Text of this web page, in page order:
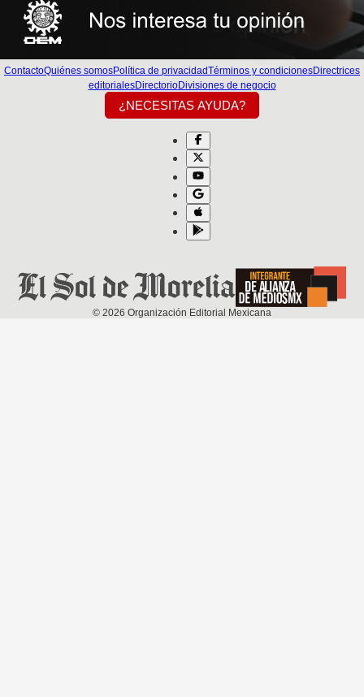
ContactoQuiénes somosPolítica de privacidadTérminos y condicionesDirectrices
editorialesDirectorioDivisiones de negocio
¿NECESITAS AYUDA?
© 2026 Organización Editorial Mexicana